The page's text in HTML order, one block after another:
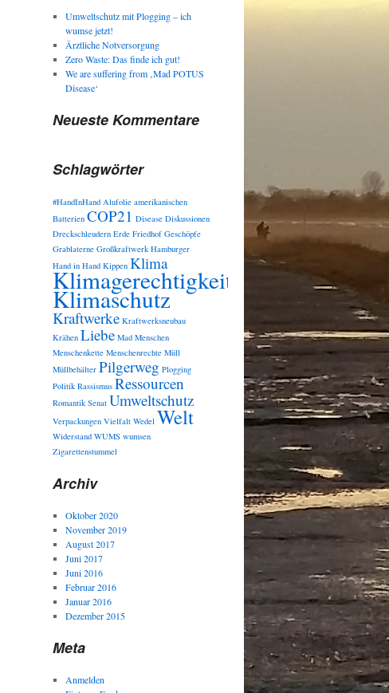
Umweltschutz mit Plogging – ich
wumse jetzt!
Ärztliche Notversorgung
Zero Waste: Das finde ich gut!
We are suffering from ‚Mad POTUS
Disease‘
Neueste Kommentare
Schlagwörter
#HandInHand Alufolie amerikanischen
Batterien COP21 Disease Diskussionen
Dreckschleudern Erde Friedhof Geschöpfe
Grablaterne Großkraftwerk Hamburger
Hand in Hand Kippen Klima
Klimagerechtigkeit
Klimaschutz
Kraftwerke Kraftwerksneubau
Krähen Liebe Mad Menschen
Menschenkette Menschenrechte Müll
Müllbehälter Pilgerweg Plogging
Politik Rassismus Ressourcen
Romantik Senat Umweltschutz
Verpackungen Vielfalt Wedel Welt
Widerstand WUMS wumsen
Zigarettenstummel
Archiv
Oktober 2020
November 2019
August 2017
Juni 2017
Juni 2016
Februar 2016
Januar 2016
Dezember 2015
Meta
Anmelden